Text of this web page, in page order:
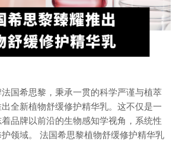
国希思黎，秉承一贯的科学严谨与植萃
全新植物舒缓修护精华乳。这不仅是一
品牌以前沿的生物感知学视角，系统性
领域。 法国希思黎植物舒缓修护精华乳